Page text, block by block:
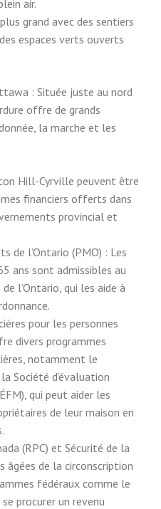
air.
grand avec des sentiers
espaces verts ouverts
: Située juste au nord
offre de grands
la marche et les
Hill-Cyrville peuvent être
financiers offerts dans
provincial et
de l’Ontario (PMO) : Les
ans sont admissibles au
l’Ontario, qui les aide à
pour les personnes
divers programmes
notamment le
Société d’évaluation
qui peut aider les
de leur maison en
(RPC) et Sécurité de la
âgées de la circonscription
fédéraux comme le
procurer un revenu